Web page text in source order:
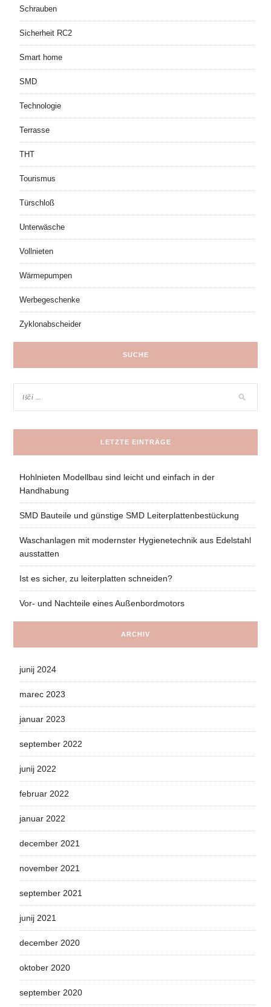
Schrauben
Sicherheit RC2
Smart home
SMD
Technologie
Terrasse
THT
Tourismus
Türschloß
Unterwäsche
Vollnieten
Wärmepumpen
Werbegeschenke
Zyklonabscheider
SUCHE
LETZTE EINTRÄGE
Hohlnieten Modellbau sind leicht und einfach in der
Handhabung
SMD Bauteile und günstige SMD Leiterplattenbestückung
Waschanlagen mit modernster Hygienetechnik aus Edelstahl
ausstatten
Ist es sicher, zu leiterplatten schneiden?
Vor- und Nachteile eines Außenbordmotors
ARCHIV
junij 2024
marec 2023
januar 2023
september 2022
junij 2022
februar 2022
januar 2022
december 2021
november 2021
september 2021
junij 2021
december 2020
oktober 2020
september 2020